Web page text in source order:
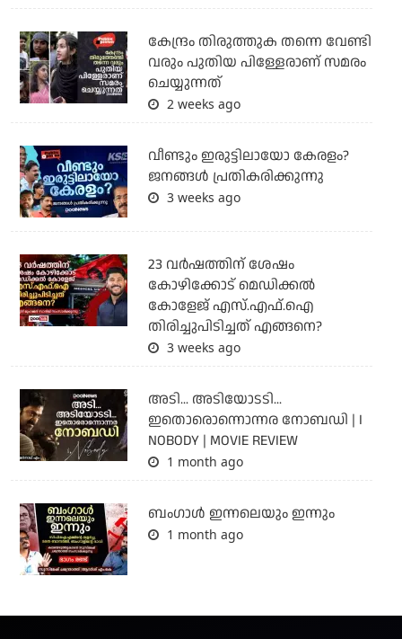
കേന്ദ്രം തിരുത്തുക തന്നെ വേണ്ടി
വരും പുതിയ പിള്ളേരാണ് സമരം
ചെയ്യുന്നത്
2 weeks ago
വീണ്ടും ഇരുട്ടിലായോ കേരളം?
ജനങ്ങൾ പ്രതികരിക്കുന്നു
3 weeks ago
23 വർഷത്തിന് ശേഷം
കോഴിക്കോട് മെഡിക്കൽ
കോളേജ് എസ്.എഫ്.ഐ
തിരിച്ചുപിടിച്ചത് എങ്ങനെ?
3 weeks ago
അടി... അടിയോടടി...
ഇതൊരൊന്നൊന്നര നോബഡി | I
NOBODY | MOVIE REVIEW
1 month ago
ബംഗാള്‍ ഇന്നലെയും ഇന്നും
1 month ago